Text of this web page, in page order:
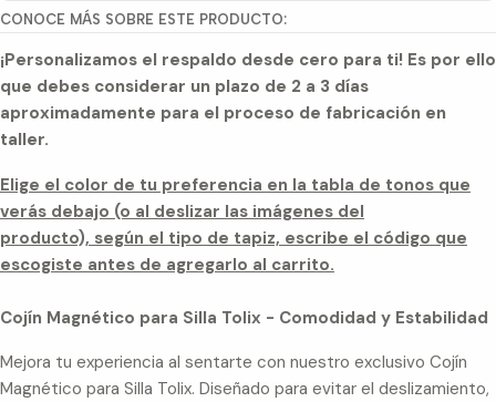
CONOCE MÁS SOBRE ESTE PRODUCTO:
¡Personalizamos el respaldo desde cero para ti! Es por ello
que debes considerar un plazo de 2 a 3 días
aproximadamente para el proceso de fabricación en
taller.
Elige el color de tu preferencia en la tabla de tonos que
verás debajo (o al deslizar las imágenes del
producto), según el tipo de tapiz, escribe el código que
escogiste antes de agregarlo al carrito.
Cojín Magnético para Silla Tolix - Comodidad y Estabilidad
Mejora tu experiencia al sentarte con nuestro exclusivo Cojín
Magnético para Silla Tolix. Diseñado para evitar el deslizamiento,